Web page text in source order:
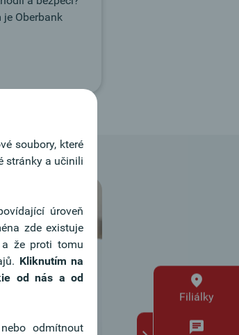
je Oberbank
Filiálky
soubory, které
stránky a učinili
úroveň
zde existuje
a že proti tomu
Kliknutím na
od nás a od
odmítnout